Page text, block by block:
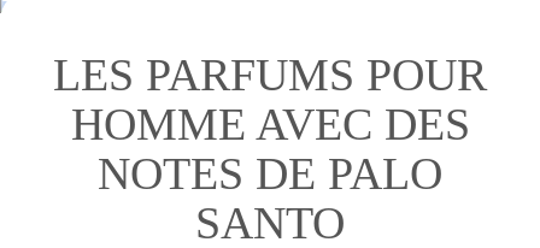
LES PARFUMS POUR
HOMME AVEC DES
NOTES DE PALO
SANTO